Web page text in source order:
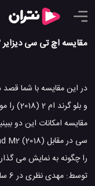
مقایسه اچ تی سی دیزایر 12 پلاس و بلو گرند ام 2 (2018)
و بلو
را چگونه به نمایش می
توسط: مهدی نظریدر6 سال پیش